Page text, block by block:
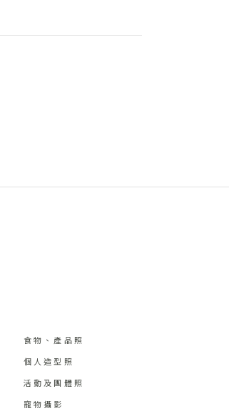
食物、產品照
個人造型照
活動及團體照
寵物攝影